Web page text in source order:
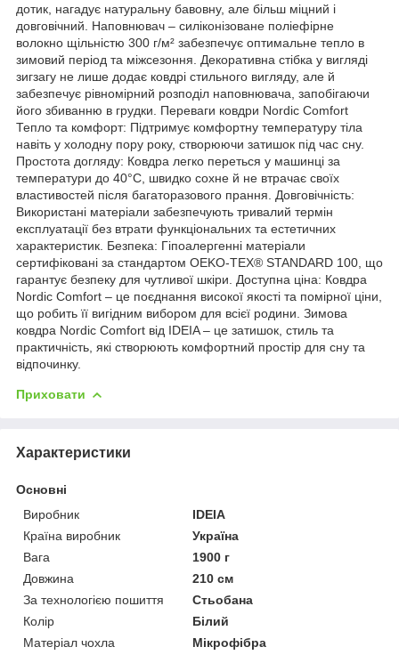
дотик, нагадує натуральну бавовну, але більш міцний і
довговічний. Наповнювач – силіконізоване поліефірне
волокно щільністю 300 г/м² забезпечує оптимальне тепло в
зимовий період та міжсезоння. Декоративна стібка у вигляді
зигзагу не лише додає ковдрі стильного вигляду, але й
забезпечує рівномірний розподіл наповнювача, запобігаючи
його збиванню в грудки. Переваги ковдри Nordic Comfort
Тепло та комфорт: Підтримує комфортну температуру тіла
навіть у холодну пору року, створюючи затишок під час сну.
Простота догляду: Ковдра легко переться у машинці за
температури до 40°C, швидко сохне й не втрачає своїх
властивостей після багаторазового прання. Довговічність:
Використані матеріали забезпечують тривалий термін
експлуатації без втрати функціональних та естетичних
характеристик. Безпека: Гіпоалергенні матеріали
сертифіковані за стандартом OEKO-TEX® STANDARD 100, що
гарантує безпеку для чутливої шкіри. Доступна ціна: Ковдра
Nordic Comfort – це поєднання високої якості та помірної ціни,
що робить її вигідним вибором для всієї родини. Зимова
ковдра Nordic Comfort від IDEIA – це затишок, стиль та
практичність, які створюють комфортний простір для сну та
відпочинку.
Приховати
Характеристики
Основні
Виробник
IDEIA
Країна виробник
Україна
Вага
1900 г
Довжина
210 см
За технологією пошиття
Стьобана
Колір
Білий
Матеріал чохла
Мікрофібра